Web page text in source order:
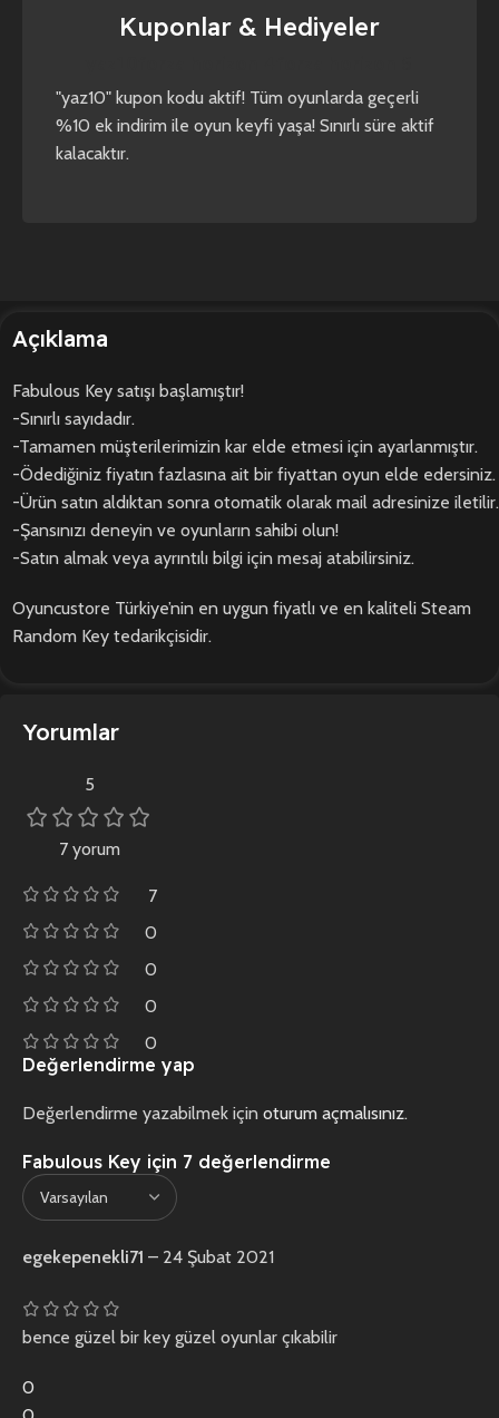
Kuponlar & Hediyeler
"yaz10" kupon kodu aktif! Tüm oyunlarda geçerli
%10 ek indirim ile oyun keyfi yaşa! Sınırlı süre aktif
kalacaktır.
Açıklama
Fabulous Key satışı başlamıştır!
-Sınırlı sayıdadır.
-Tamamen müşterilerimizin kar elde etmesi için ayarlanmıştır.
-Ödediğiniz fiyatın fazlasına ait bir fiyattan oyun elde edersiniz.
-Ürün satın aldıktan sonra otomatik olarak mail adresinize iletilir.
-Şansınızı deneyin ve oyunların sahibi olun!
-Satın almak veya ayrıntılı bilgi için mesaj atabilirsiniz.
Oyuncustore Türkiye’nin en uygun fiyatlı ve en kaliteli Steam
Random Key tedarikçisidir.
Yorumlar
5
7 yorum
7
0
0
0
0
Fabulous Key için 7 değerlendirme
egekepenekli71 – 24 Şubat 2021
bence güzel bir key güzel oyunlar çıkabilir
0
Değerlendirme yap
Değerlendirme yazabilmek için oturum açmalısınız.